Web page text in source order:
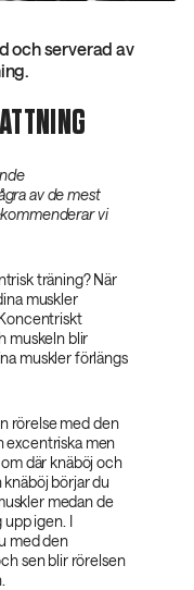
och serverad av
av de mest
vi
träning? När
muskler
muskeln blir
muskler förlängs
rörelse med den
excentriska men
där knäböj och
knäböj börjar du
medan de
igen. I
med den
sen blir rörelsen